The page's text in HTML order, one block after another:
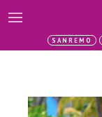
SANREMO